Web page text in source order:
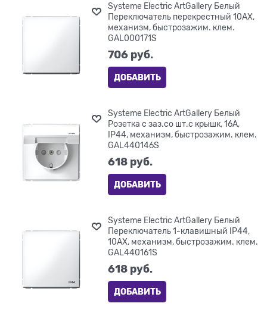
Systeme Electric ArtGallery Белый
Переключатель перекрестный 10АХ,
механизм, быстрозажим. клем.
GAL000171S
706 руб.
ДОБАВИТЬ
Systeme Electric ArtGallery Белый
Розетка с заз.со шт.с крышк, 16А,
IP44, механизм, быстрозажим. клем.
GAL440146S
618 руб.
ДОБАВИТЬ
Systeme Electric ArtGallery Белый
Переключатель 1-клавишный IP44,
10АХ, механизм, быстрозажим. клем.
GAL440161S
618 руб.
ДОБАВИТЬ